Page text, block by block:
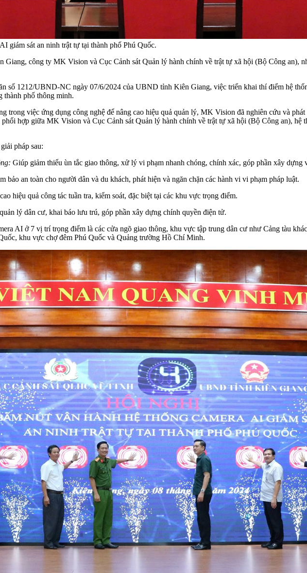
giám sát an ninh trật tự tại thành phố Phú Quốc.
công ty MK Vision và Cục Cảnh sát Quản lý hành chính về trật tự xã hội (Bộ Công an),
số 1212/UBND-NC ngày 07/6/2024 của UBND tỉnh Kiên Giang, việc triển khai thí điểm hệ
thành phố thông minh.
trong việc ứng dụng công nghệ để nâng cao hiệu quả quản lý, MK Vision đã nghiên cứu và
hợp giữa MK Vision và Cục Cảnh sát Quản lý hành chính về trật tự xã hội (Bộ Công an), hệ
pháp sau:
Giúp giảm thiểu ùn tắc giao thông, xử lý vi phạm nhanh chóng, chính xác, góp phần xây dựng
bảo an toàn cho người dân và du khách, phát hiện và ngăn chặn các hành vi vi phạm pháp luật.
hiệu quả công tác tuần tra, kiểm soát, đặc biệt tại các khu vực trọng điểm.
lý dân cư, khai báo lưu trú, góp phần xây dựng chính quyền điện tử.
AI ở 7 vị trí trọng điểm là các cửa ngõ giao thông, khu vực tập trung dân cư như Cảng tàu
khu vực chợ đêm Phú Quốc và Quảng trường Hồ Chí Minh.